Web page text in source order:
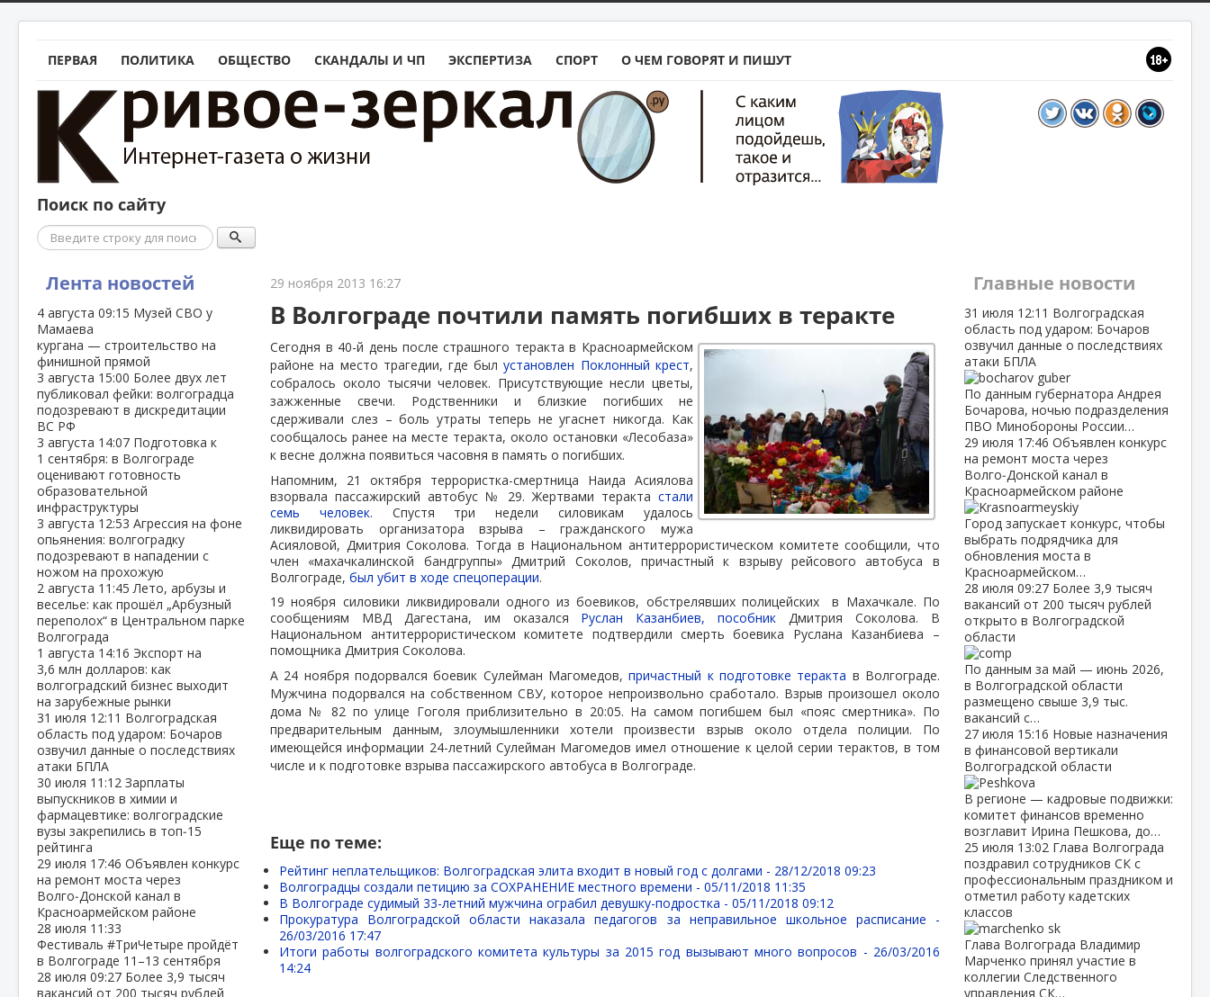
ПЕРВАЯ ПОЛИТИКА ОБЩЕСТВО СКАНДАЛЫ И ЧП ЭКСПЕРТИЗА СПОРТ О ЧЕМ ГОВОРЯТ И ПИШУТ
Поиск по сайту
Поиск
Лента новостей
4 августа 09:15 Музей СВО у
Мамаева
кургана — строительство на
финишной прямой
3 августа 15:00 Более двух лет
публиковал фейки: волгоградца
подозревают в дискредитации
ВС РФ
3 августа 14:07 Подготовка к
1 сентября: в Волгограде
оценивают готовность
образовательной
инфраструктуры
3 августа 12:53 Агрессия на фоне
опьянения: волгоградку
подозревают в нападении с
ножом на прохожую
2 августа 11:45Лето, арбузы и
веселье: как прошёл „Арбузный
переполох“ в Центральном парке
Волгограда
1 августа 14:16 Экспорт на
3,6 млн долларов: как
волгоградский бизнес выходит
на зарубежные рынки
31 июля 12:11 Волгоградская
область под ударом: Бочаров
озвучил данные о последствиях
атаки БПЛА
30 июля 11:12 Зарплаты
выпускников в химии и
фармацевтике: волгоградские
вузы закрепились в топ‑15
рейтинга
29 июля 17:46 Объявлен конкурс
на ремонт моста через
Волго‑Донской канал в
Красноармейском районе
28 июля 11:33
Фестиваль #ТриЧетыре пройдёт
в Волгограде 11–13 сентября
28 июля 09:27 Более 3,9 тысяч
вакансий от 200 тысяч рублей
29 ноября 2013 16:27
В Волгограде почтили память погибших в теракте
Сегодня в 40-й день после страшного теракта в Красноармейском
районе на место трагедии, где былустановлен Поклонный крест,
собралось около тысячи человек. Присутствующие несли цветы,
зажженные свечи. Родственники и близкие погибших не
сдерживали слез – боль утраты теперь не угаснет никогда. Как
сообщалось ранее на месте теракта, около остановки «Лесобаза»
к весне должна появиться часовня в память о погибших.
Напомним, 21 октября террористка-смертница Наида Асиялова
взорвала пассажирский автобус № 29. Жертвами теракта стали
семь человек. Спустя три недели силовикам удалось
ликвидировать организатора взрыва – гражданского мужа
Асияловой, Дмитрия Соколова. Тогда в Национальном антитеррористическом комитете сообщили, что
член «махачкалинской бандгруппы» Дмитрий Соколов, причастный к взрыву рейсового автобуса в
Волгограде,был убит в ходе спецоперации.
19 ноября силовики ликвидировали одного из боевиков, обстрелявших полицейских в Махачкале. По
сообщениям МВД Дагестана, им оказался Руслан Казанбиев, пособник Дмитрия Соколова. В
Национальном антитеррористическом комитете подтвердили смерть боевика Руслана Казанбиева –
помощника Дмитрия Соколова.
А 24 ноября подорвался боевик Сулейман Магомедов,причастный к подготовке теракта в Волгограде.
Мужчина подорвался на собственном СВУ, которое непроизвольно сработало. Взрыв произошел около
дома № 82 по улице Гоголя приблизительно в 20:05. На самом погибшем был «пояс смертника». По
предварительным данным, злоумышленники хотели произвести взрыв около отдела полиции. По
имеющейся информации 24-летний Сулейман Магомедов имел отношение к целой серии терактов, в том
числе и к подготовке взрыва пассажирского автобуса в Волгограде.
Еще по теме:
Рейтинг неплательщиков: Волгоградская элита входит в новый год с долгами - 28/12/2018 09:23
Волгоградцы создали петицию за СОХРАНЕНИЕ местного времени -05/11/2018 11:35
В Волгограде судимый 33-летний мужчина ограбил девушку-подростка -05/11/2018 09:12
Прокуратура Волгоградской области наказала педагогов за неправильное школьное расписание -
26/03/2016 17:47
Итоги работы волгоградского комитета культуры за 2015 год вызывают много вопросов - 26/03/2016
14:24
Главные новости
31 июля 12:11 Волгоградская
область под ударом: Бочаров
озвучил данные о последствиях
атаки БПЛА
По данным губернатора Андрея
Бочарова, ночью подразделения
ПВО Минобороны России…
29 июля 17:46 Объявлен конкурс
на ремонт моста через
Волго‑Донской канал в
Красноармейском районе
Город запускает конкурс, чтобы
выбрать подрядчика для
обновления моста в
Красноармейском…
28 июля 09:27 Более 3,9 тысяч
вакансий от 200 тысяч рублей
открыто в Волгоградской
области
По данным за май — июнь 2026,
в Волгоградской области
размещено свыше 3,9 тыс.
вакансий с…
27 июля 15:16 Новые назначения
в финансовой вертикали
Волгоградской области
В регионе — кадровые подвижки:
комитет финансов временно
возглавит Ирина Пешкова, до…
25 июля 13:02 Глава Волгограда
поздравил сотрудников СК с
профессиональным праздником и
отметил работу кадетских
классов
Глава Волгограда Владимир
Марченко принял участие в
коллегии Следственного
управления СК…